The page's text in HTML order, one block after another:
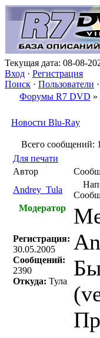
Текущая дата: 08-08-
Вход · Регистрация
Поиск · Пользователи ·
Форумы R7 DVD »
Новости Blu-Ray
Всего сообщений:
Для печати
Автор
Andrey_Tula
Модератор
Регистрация:
30.05.2005
Сообщений:
2390
Откуда: Тула